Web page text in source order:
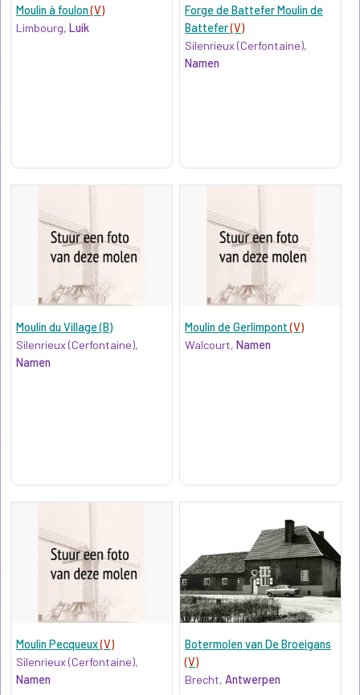
Moulin à foulon(V)
Limbourg, Luik
Forge de Battefer Moulin de
Battefer(V)
Silenrieux (Cerfontaine),
Namen
Moulin du Village (B)
Silenrieux (Cerfontaine),
Namen
Moulin de Gerlimpont(V)
Walcourt,Namen
Moulin Pecqueux(V)
Silenrieux (Cerfontaine),
Namen
Botermolen van De Broeigans
(V)
Brecht,Antwerpen